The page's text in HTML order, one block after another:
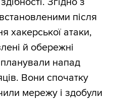
після
хакерської атаки,
й обережні
планували напад
Вони спочатку
мережу і здобули